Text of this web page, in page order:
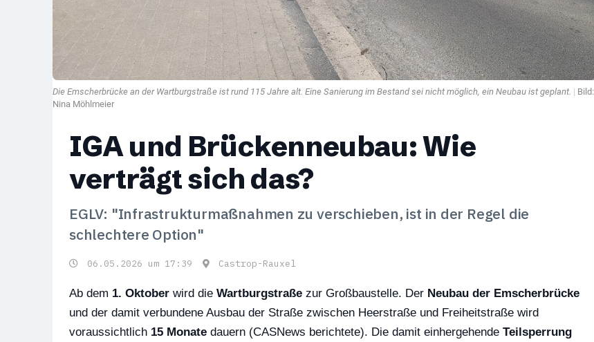
Die Emscherbrücke an der Wartburgstraße ist rund 115 Jahre alt. Eine Sanierung im Bestand sei nicht möglich, ein Neubau ist geplant. | Bild:
Nina Möhlmeier
IGA und Brückenneubau: Wie
verträgt sich das?
EGLV: "Infrastrukturmaßnahmen zu verschieben, ist in der Regel die
schlechtere Option"
06.05.2026 um 17:39 Castrop-Rauxel
Ab dem 1. Oktober wird die Wartburgstraße zur Großbaustelle. Der Neubau der Emscherbrücke
und der damit verbundene Ausbau der Straße zwischen Heerstraße und Freiheitstraße wird
voraussichtlich 15 Monate dauern (CASNews berichtete). Die damit einhergehende Teilsperrung